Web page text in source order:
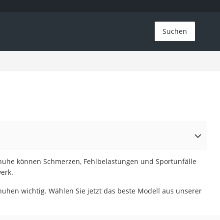
Suchen
können Schmerzen, Fehlbelastungen und Sportunfälle
wichtig. Wählen Sie jetzt das beste Modell aus unserer